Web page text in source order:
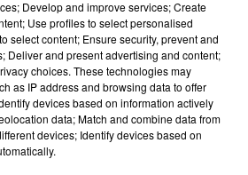
Develop and improve services; Create
Use profiles to select personalised
select content; Ensure security, prevent and
Deliver and present advertising and content;
choices. These technologies may
as IP address and browsing data to offer
devices based on information actively
data; Match and combine data from
devices; Identify devices based on